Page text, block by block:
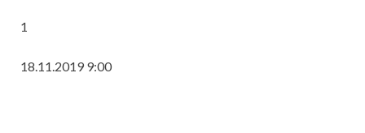
1
18.11.2019 9:00